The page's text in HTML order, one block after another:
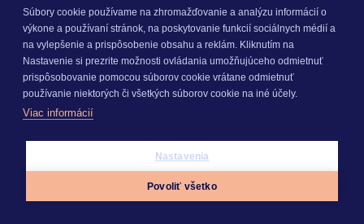
Súbory cookie používame na zhromažďovanie a analýzu informácií o
výkone a používaní stránok, na poskytovanie funkcií sociálnych médií a
na vylepšenie a prispôsobenie obsahu a reklám. Kliknutím na
Nastavenie si prezrite možnosti ovládania umožňujúceho odmietnuť
prispôsobovanie pomocou súborov cookie vrátane odmietnuť
používanie niektorých či všetkých súborov cookie na iné účely.
Viac informácií
Nastavenia
Povoliť všetko